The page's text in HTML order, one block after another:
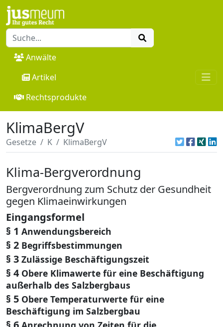
Anwälte
Artikel
Rechtsprodukte
KlimaBergV
Gesetze K KlimaBergV
Klima-Bergverordnung
Bergverordnung zum Schutz der Gesundheit
gegen Klimaeinwirkungen
Eingangsformel
§ 1 Anwendungsbereich
§ 2 Begriffsbestimmungen
§ 3 Zulässige Beschäftigungszeit
§ 4 Obere Klimawerte für eine Beschäftigung
außerhalb des Salzbergbaus
§ 5 Obere Temperaturwerte für eine
Beschäftigung im Salzbergbau